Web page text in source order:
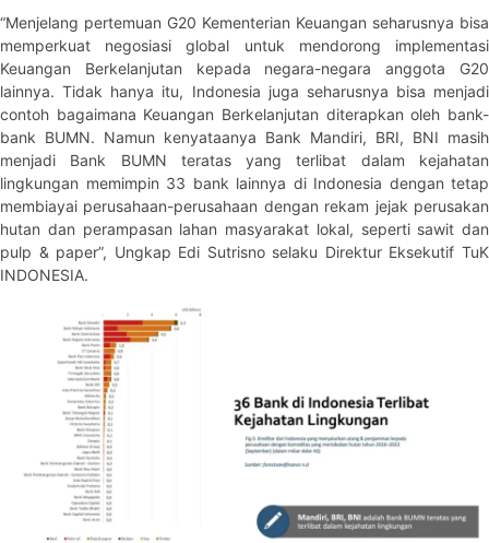
“Menjelang pertemuan G20 Kementerian Keuangan seharusnya bisa
memperkuat negosiasi global untuk mendorong implementasi
Keuangan Berkelanjutan kepada negara-negara anggota G20
lainnya. Tidak hanya itu, Indonesia juga seharusnya bisa menjadi
contoh bagaimana Keuangan Berkelanjutan diterapkan oleh bank-
bank BUMN. Namun kenyataanya Bank Mandiri, BRI, BNI masih
menjadi Bank BUMN teratas yang terlibat dalam kejahatan
lingkungan memimpin 33 bank lainnya di Indonesia dengan tetap
membiayai perusahaan-perusahaan dengan rekam jejak perusakan
hutan dan perampasan lahan masyarakat lokal, seperti sawit dan
pulp & paper”, Ungkap Edi Sutrisno selaku Direktur Eksekutif TuK
INDONESIA.